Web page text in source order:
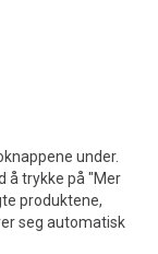
under.
å trykke på "Mer
produktene,
seg automatisk